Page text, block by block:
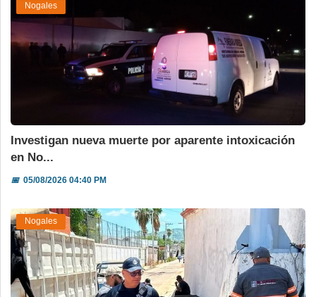
Nogales
Investigan nueva muerte por aparente intoxicación
en No...
📅05/08/2026 04:40 PM
Nogales